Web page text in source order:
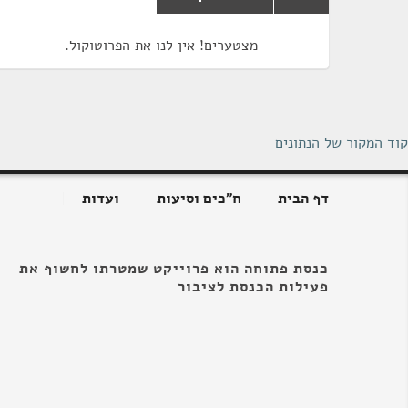
מצטערים! אין לנו את הפרוטוקול.
קוד המקור של הנתונים
דף הבית ח"כים וסיעות ועדות
כנסת פתוחה הוא פרוייקט שמטרתו לחשוף את
פעילות הכנסת לציבור